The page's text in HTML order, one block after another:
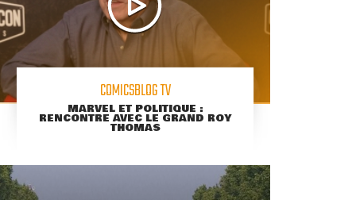
COMICSBLOG TV
MARVEL ET POLITIQUE :
RENCONTRE AVEC LE GRAND ROY
THOMAS